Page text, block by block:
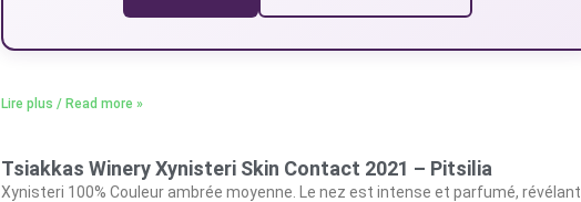
Lire plus / Read more »
Tsiakkas Winery Xynisteri Skin Contact 2021 – Pitsilia
Xynisteri 100% Couleur ambrée moyenne. Le nez est intense et parfumé, révélant